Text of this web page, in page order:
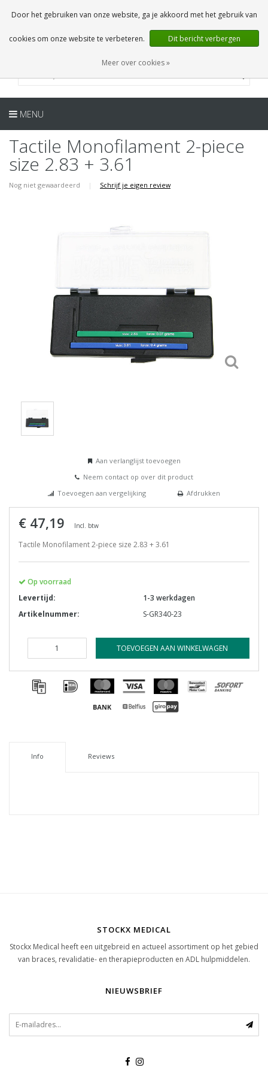
0 Artikelen
NL
MENU
Tactile Monofilament 2-piece
size 2.83 + 3.61
Nog niet gewaardeerd | Schrijf je eigen review
Aan verlanglijst toevoegen
Neem contact op over dit product
Toevoegen aan vergelijking
Afdrukken
€ 47,19 Incl. btw
Tactile Monofilament 2-piece size 2.83 + 3.61
Op voorraad
Levertijd:
1-3 werkdagen
Artikelnummer:
S-GR340-23
TOEVOEGEN AAN WINKELWAGEN
Info Reviews
STOCKX MEDICAL
Stockx Medical heeft een uitgebreid en actueel assortiment op het gebied
van braces, revalidatie- en therapieproducten en ADL hulpmiddelen.
NIEUWSBRIEF
Door het gebruiken van onze website, ga je akkoord met het gebruik van
cookies om onze website te verbeteren. Dit bericht verbergen
Meer over cookies »